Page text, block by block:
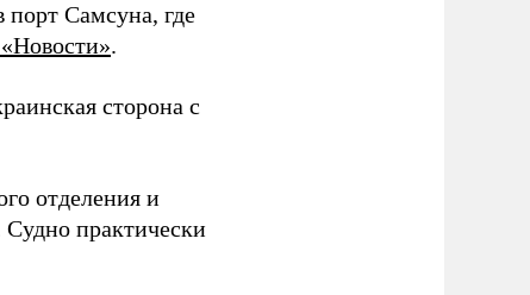
Самсуна, где
.
сторона с
отделения и
практически